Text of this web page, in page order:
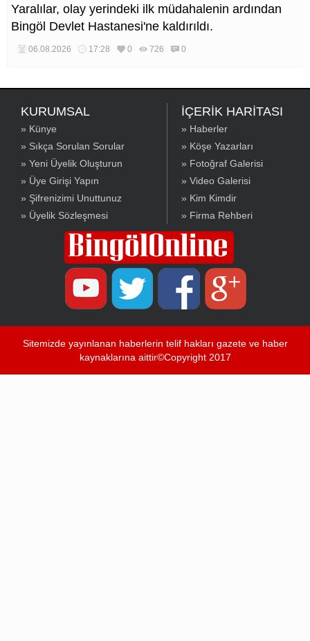
Yaralılar, olay yerindeki ilk müdahalenin ardından
Bingöl Devlet Hastanesi'ne kaldırıldı.
06.08.2026 17:28 0 726 0
KURUMSAL
» Künye
» Sıkça Sorulan Sorular
» Yeni Üyelik Oluşturun
» Üye Girişi Yapın
» Şifrenizimi Unuttunuz
» Üyelik Sözleşmesi
İÇERİK HARİTASI
» Haberler
» Köşe Yazarları
» Fotoğraf Galerisi
» Video Galerisi
» Kim Kimdir
» Firma Rehberi
Sitemizde yayınlanan haberlerin telif hakları gazete ve haber
kaynaklarına aittir©Copyright 2017